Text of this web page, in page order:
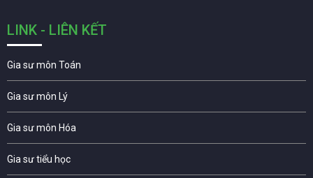
LINK - LIÊN KẾT
Gia sư môn Toán
Gia sư môn Lý
Gia sư môn Hóa
Gia sư tiểu học